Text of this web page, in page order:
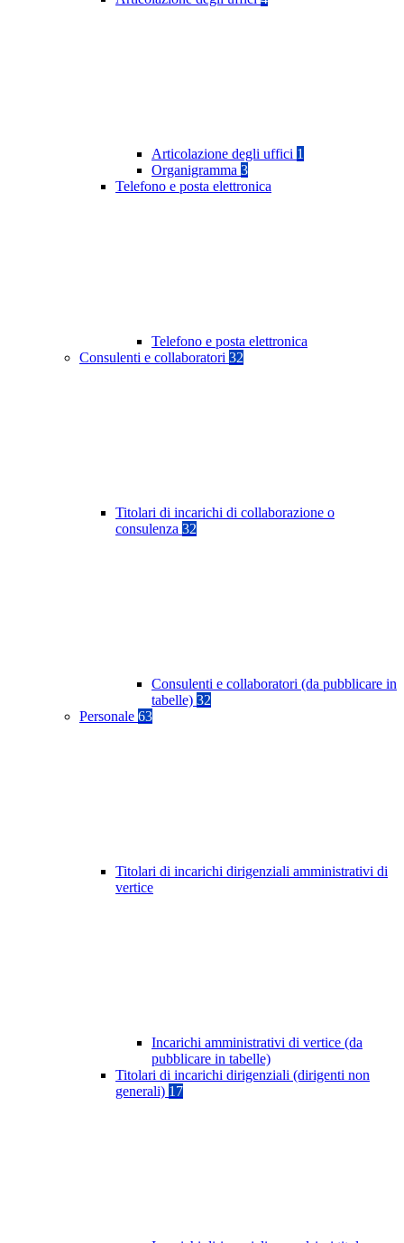
Articolazione degli uffici 1
Organigramma 3
Telefono e posta elettronica
Telefono e posta elettronica
Consulenti e collaboratori 32
Titolari di incarichi di collaborazione o
consulenza 32
Consulenti e collaboratori (da pubblicare in
tabelle) 32
Personale 63
Titolari di incarichi dirigenziali amministrativi di
vertice
Incarichi amministrativi di vertice (da
pubblicare in tabelle)
Titolari di incarichi dirigenziali (dirigenti non
generali) 17